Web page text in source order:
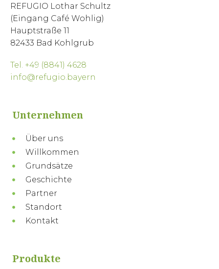
REFUGIO Lothar Schultz
(Eingang Café Wohlig)
Hauptstraße 11
82433 Bad Kohlgrub
Tel. +49 (8841) 4628
info@refugio.bayern
Unternehmen
Über uns
Willkommen
Grundsätze
Geschichte
Partner
Standort
Kontakt
Produkte